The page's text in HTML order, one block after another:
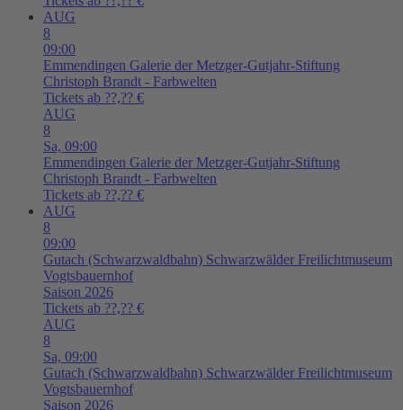
AUG
8
09:00
Emmendingen Galerie der Metzger-Gutjahr-Stiftung
Christoph Brandt - Farbwelten
Tickets ab ??,?? €
AUG
8
Sa, 09:00
Emmendingen Galerie der Metzger-Gutjahr-Stiftung
Christoph Brandt - Farbwelten
Tickets ab ??,?? €
AUG
8
09:00
Gutach (Schwarzwaldbahn) Schwarzwälder Freilichtmuseum
Vogtsbauernhof
Saison 2026
Tickets ab ??,?? €
AUG
8
Sa, 09:00
Gutach (Schwarzwaldbahn) Schwarzwälder Freilichtmuseum
Vogtsbauernhof
Saison 2026